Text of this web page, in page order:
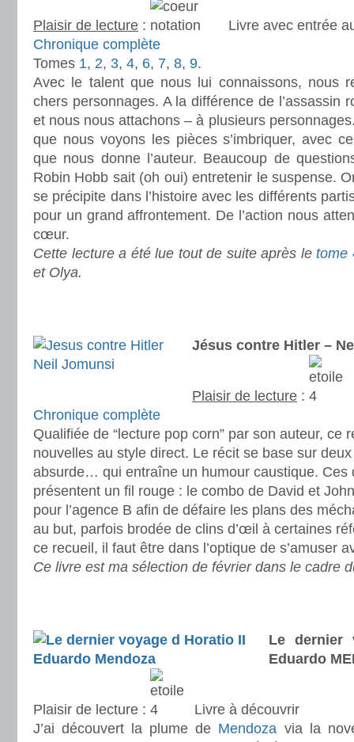
Plaisir de lecture :
Livre avec entrée
Chronique complète
Tomes 1, 2, 3, 4, 6, 7, 8, 9.
Avec le talent que nous lui connaissons, nous
chers personnages. A la différence de l’assassin
et nous nous attachons – à plusieurs
que nous voyons les pièces s’imbriquer, avec
que nous donne l’auteur. Beaucoup de
Robin Hobb sait (oh oui) entretenir le suspense.
se précipite dans l’histoire avec les différents
pour un grand affrontement. De l’action nous
cœur.
Cette lecture a été lue tout de suite après le tome
et Olya.
Jésus contre Hitler –
Plaisir de lecture :
Chronique complète
Qualifiée de “lecture pop corn” par son auteur, ce
nouvelles au style direct. Le récit se base sur
absurde… qui entraîne un humour caustique. Ces
présentent un fil rouge : le combo de David et
pour l’agence B afin de défaire les plans des
au but, parfois brodée de clins d’œil à certaines
ce recueil, il faut être dans l’optique de s’amuser
Ce livre est ma sélection de février dans le cadre
Le dernier
Eduardo
Plaisir de lecture :
Livre à découvrir
J’ai découvert la plume de Mendoza via la